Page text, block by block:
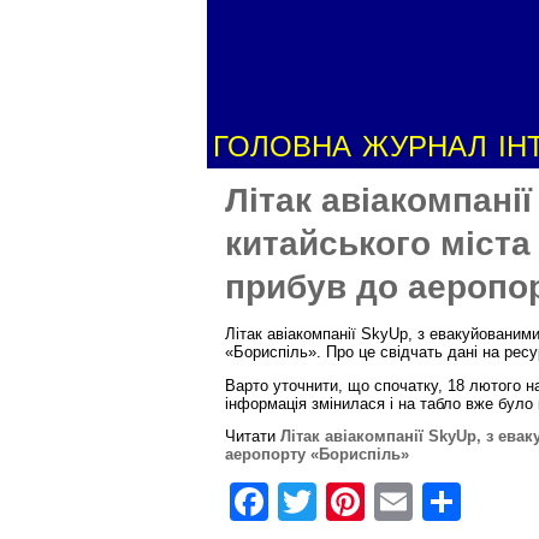
ГОЛОВНА ЖУРНАЛ
Літак
китайського
прибув до
Літак авіакомпанії SkyUp, з
«Бориспіль». Про це свідчать дані на
Варто уточнити, що спочатку, 18 лютого
інформація змінилася і на табло вже
Читати Літак авіакомпанії SkyUp, з
аеропорту «Бориспіль»
F
T
Pi
E